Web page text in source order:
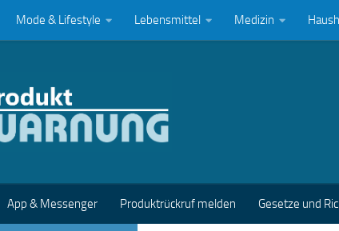
Mode & Lifestyle Lebensmittel Medizin
App & Messenger Produktrückruf melden Gesetze und